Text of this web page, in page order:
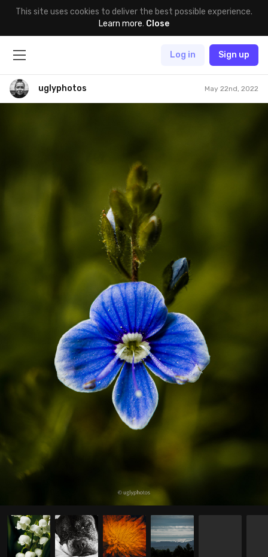
This site uses cookies to deliver the best possible experience.
Learn more. Close
Log in Sign up
uglyphotos May 22nd, 2022